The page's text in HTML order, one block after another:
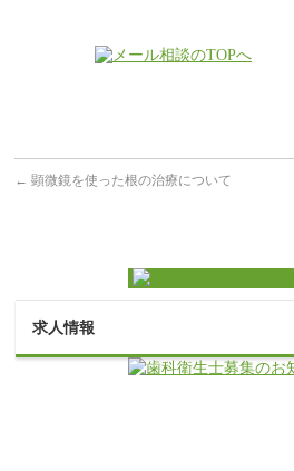
← 顕微鏡を使った根の治療について
求人情報